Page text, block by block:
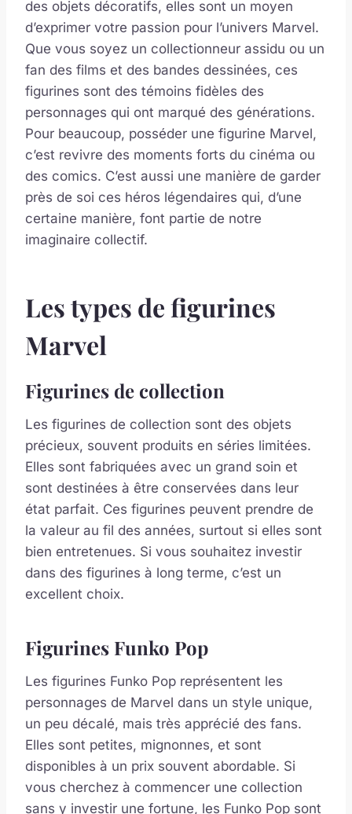
des objets décoratifs, elles sont un moyen
d’exprimer votre passion pour l’univers Marvel.
Que vous soyez un collectionneur assidu ou un
fan des films et des bandes dessinées, ces
figurines sont des témoins fidèles des
personnages qui ont marqué des générations.
Pour beaucoup, posséder une figurine Marvel,
c’est revivre des moments forts du cinéma ou
des comics. C’est aussi une manière de garder
près de soi ces héros légendaires qui, d’une
certaine manière, font partie de notre
imaginaire collectif.
Les types de figurines
Marvel
Figurines de collection
Les figurines de collection sont des objets
précieux, souvent produits en séries limitées.
Elles sont fabriquées avec un grand soin et
sont destinées à être conservées dans leur
état parfait. Ces figurines peuvent prendre de
la valeur au fil des années, surtout si elles sont
bien entretenues. Si vous souhaitez investir
dans des figurines à long terme, c’est un
excellent choix.
Figurines Funko Pop
Les figurines Funko Pop représentent les
personnages de Marvel dans un style unique,
un peu décalé, mais très apprécié des fans.
Elles sont petites, mignonnes, et sont
disponibles à un prix souvent abordable. Si
vous cherchez à commencer une collection
sans y investir une fortune, les Funko Pop sont